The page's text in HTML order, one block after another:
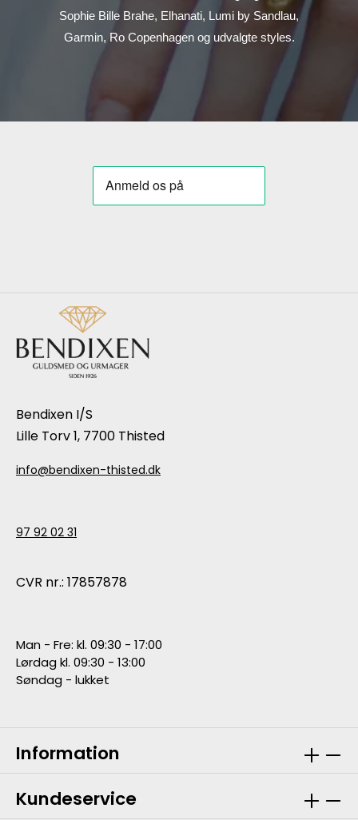
Sophie Bille Brahe, Elhanati, Lumi by Sandlau,
Garmin, Ro Copenhagen og udvalgte styles.
Bendixen I/S
Lille Torv 1, 7700 Thisted
info@bendixen-thisted.dk
97 92 02 31
CVR nr.: 17857878
Man - Fre: kl. 09:30 - 17:00
Lørdag kl. 09:30 - 13:00
Søndag - lukket
Information
Kundeservice